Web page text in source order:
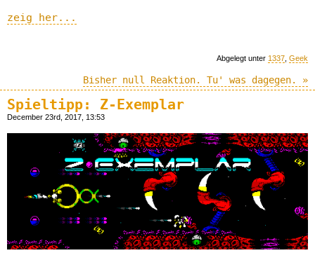
zeig her...
Abgelegt unter 1337 Geek
Bisher null Reaktion. Tu' was dagegen. »
Spieltipp: Z-Exemplar
December 23rd, 2017, 13:53